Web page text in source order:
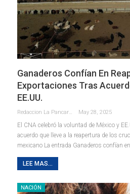
Ganaderos Confían En
Exportaciones Tras
EE.UU.
Redaccion La Pancarta De Quintana Roo May 28, 2025
El CNA celebró la voluntad de México y
acuerdo que lleve a la reapertura de los
mexicano La entrada Ganaderos confían
LEE MAS...
NACIÓN